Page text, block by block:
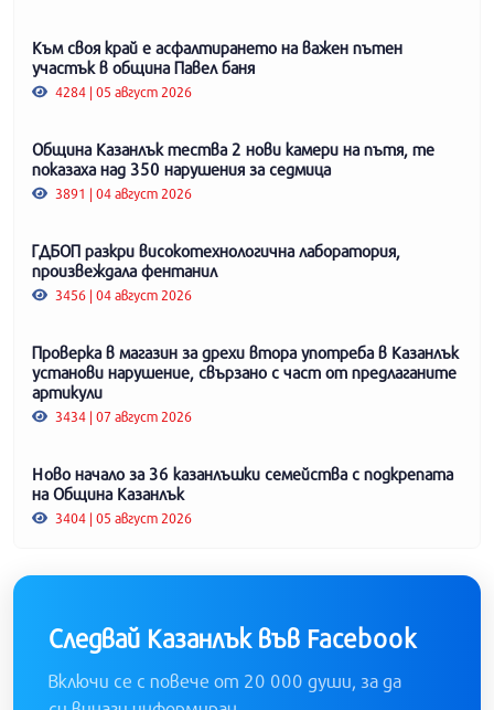
Към своя край е асфалтирането на важен пътен
участък в община Павел баня
4284 | 05 август 2026
Община Казанлък тества 2 нови камери на пътя, те
показаха над 350 нарушения за седмица
3891 | 04 август 2026
ГДБОП разкри високотехнологична лаборатория,
произвеждала фентанил
3456 | 04 август 2026
Проверка в магазин за дрехи втора употреба в Казанлък
установи нарушение, свързано с част от предлаганите
артикули
3434 | 07 август 2026
Ново начало за 36 казанлъшки семейства с подкрепата
на Община Казанлък
3404 | 05 август 2026
Следвай Казанлък във Facebook
Включи се с повече от 20 000 души, за да